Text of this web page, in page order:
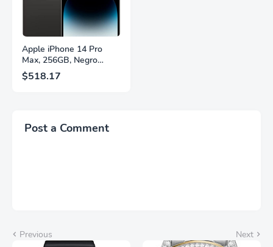
Apple iPhone 14 Pro
Max, 256GB, Negro
Espacial - Desbloqueado
(Renovado)
$518.17
Post a Comment
Previous Next